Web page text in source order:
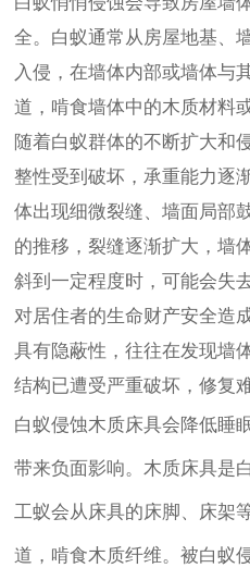
全。白蚁通常从房屋地基、
入侵，在墙体内部或墙体与
道，啃食墙体中的木质材料
随着白蚁群体的不断扩大和
整性受到破坏，承重能力逐
体出现细微裂缝、墙面局部
的推移，裂缝逐渐扩大，墙
斜到一定程度时，可能会失
对居住者的生命财产安全造
具有隐蔽性，往往在发现墙
结构已遭受严重破坏，修复
白蚁侵蚀木质床具会降低睡
带来负面影响。木质床具是
工蚁会从床具的床脚、床架
道，啃食木质纤维。被白蚁